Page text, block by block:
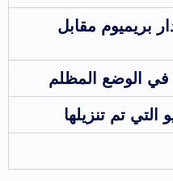
بريميوم مقابل
في الوضع المظلم
التي تم تنزيلها